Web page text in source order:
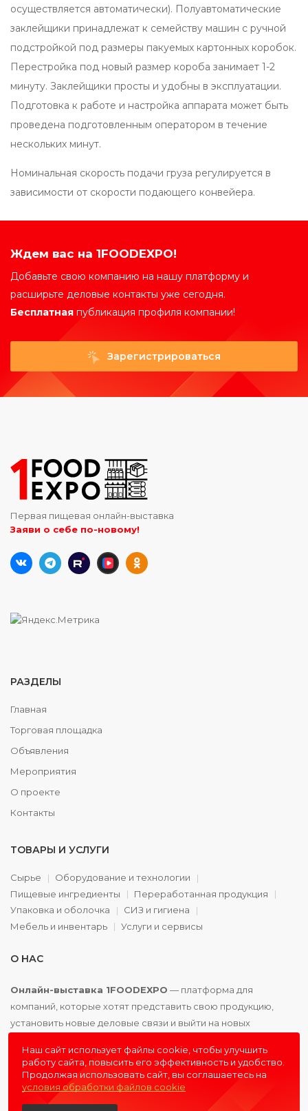
осуществляется автоматически). Полуавтоматические
заклейщики принадлежат к семейству машин с ручной
подстройкой под размеры пакуемых картонных коробок.
Перестройка под новый размер короба занимает 1-2
минуту. Заклейщики просты и удобны в эксплуатации.
Подготовка к работе и настройка аппарата может быть
проведена подготовленным оператором в течение
нескольких минут.
Номинальная скорость подачи груза регулируется в
зависимости от скорости подающего конвейера.
Ждем вас на 1FOODEXPO!
Добавьте свою компанию на нашу платформу и
расширьте деловые контакты уже сегодня.
Бесплатная публикация профиля компании!
Зарегистрироваться
Первая пищевая онлайн-выставка
Заяви о себе по-новому!
РАЗДЕЛЫ
Главная
Торговая площадка
Объявления
Мероприятия
О проекте
Контакты
ТОВАРЫ И УСЛУГИ
Сырье
Оборудование и технологии
Пищевые ингредиенты
Переработанная продукция
Упаковка и оболочка
СИЗ и гигиена
Мебель и инвентарь
Услуги и сервисы
О НАС
Онлайн-выставка 1FOODEXPO — платформа для
компаний, которые хотят представить свою продукцию,
установить новые деловые связи и выйти на новых
Наш сайт использует файлы cookie, чтобы улучшить
работу сайта, повысить его эффективность и удобство.
Продолжая использовать сайт, вы соглашаетесь на
условия обработки файлов cookie